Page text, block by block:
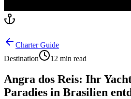
Charter Guide
Destination
12 min read
Angra dos Reis: Ihr
Paradies in Brasilien